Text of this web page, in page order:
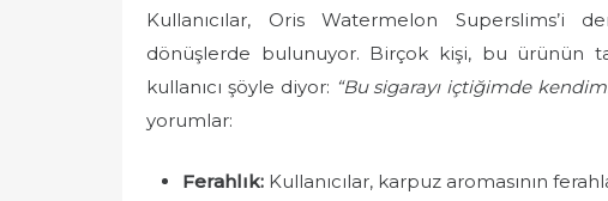
Kullanıcılar, Oris Watermelon
dönüşlerde bulunuyor. Birçok kişi, bu ürünün
kullanıcı şöyle diyor: “Bu sigarayı içtiğimde
yorumlar:
Ferahlık: Kullanıcılar, karpuz aromasının